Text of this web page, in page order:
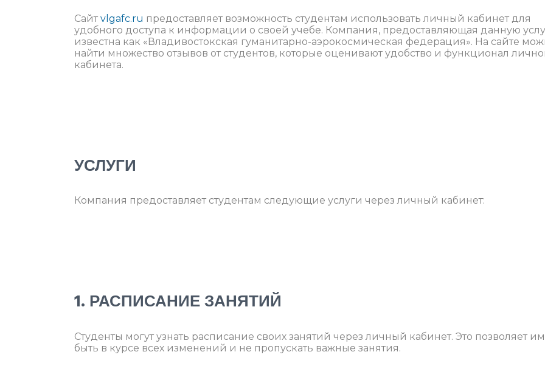
Сайт vlgafc.ru предоставляет возможность студентам использовать личный кабинет для
удобного доступа к информации о своей учебе. Компания, предоставляющая данную
известна как «Владивостокская гуманитарно-аэрокосмическая федерация». На сайте
найти множество отзывов от студентов, которые оценивают удобство и функционал
кабинета.
УСЛУГИ
Компания предоставляет студентам следующие услуги через личный кабинет:
1. РАСПИСАНИЕ ЗАНЯТИЙ
Студенты могут узнать расписание своих занятий через личный кабинет. Это позволяет им
быть в курсе всех изменений и не пропускать важные занятия.